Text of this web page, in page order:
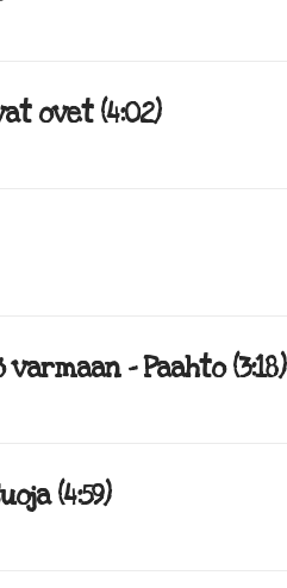
ovet (4:02)
– Paahto (3:18)
(4:59)